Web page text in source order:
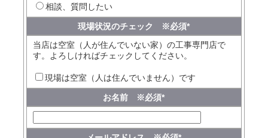
相談、質問したい
現場状況のチェック ※必須*
当店は空室（人が住んでいない家）の工事専門店で
す。よろしければチェックしてください。
現場は空室（人は住んでいません）です
お名前 ※必須*